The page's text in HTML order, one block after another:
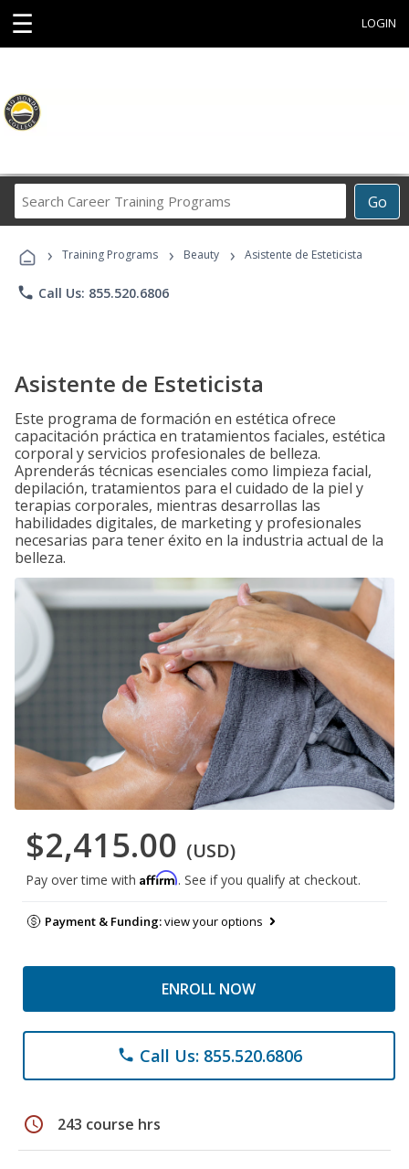
☰ LOGIN
Go
Career
Programs
› Training Programs › Beauty › Asistente de Esteticista
phone Call Us: 855.520.6806
Asistente de Esteticista
Este programa de formación en estética ofrece
capacitación práctica en tratamientos faciales, estética
corporal y servicios profesionales de belleza.
Aprenderás técnicas esenciales como limpieza facial,
depilación, tratamientos para el cuidado de la piel y
terapias corporales, mientras desarrollas las
habilidades digitales, de marketing y profesionales
necesarias para tener éxito en la industria actual de la
belleza.
$2,415.00 (USD)
Pay over time with Affirm. See if you qualify at checkout.
Payment & Funding:view your options
ENROLL NOW
phone Call Us: 855.520.6806
schedule 243 course hrs